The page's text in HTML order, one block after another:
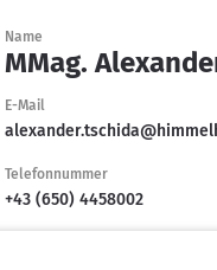
Name
MMag.
E-Mail
Telefonnummer
+43 (650) 4458002